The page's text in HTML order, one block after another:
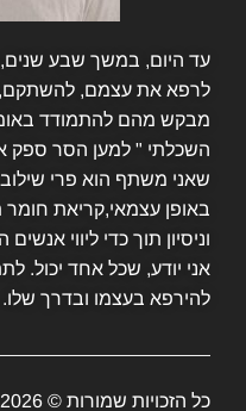
עד היום, במשך שבע שנים,
לרפא את עצמם, להשתקם,
מבקש מהם להתמודד
השכלתי " למען הסר ספק
שאני משתף הוא פרי
באופן עצמאי,קריאת חומר
וניסיון תוך כדי ליווי
אני יודע, שכל אחד יכול.
להירפא בעצמו ובדרך שלו.